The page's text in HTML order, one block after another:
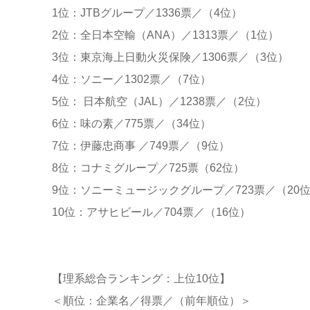
1位：JTBグループ／1336票／（4位）
2位：全日本空輸（ANA）／1313票／（1位）
3位：東京海上日動火災保険／1306票／（3位）
4位：ソニー／1302票／（7位）
5位： 日本航空（JAL）／1238票／（2位）
6位：味の素／775票／（34位）
7位：伊藤忠商事 ／749票／（9位）
8位：コナミグループ／725票（62位）
9位：ソニーミュージックグループ／723票／（20
10位：アサヒビール／704票／（16位）
【理系総合ランキング：上位10位】
＜順位：企業名／得票／（前年順位）＞